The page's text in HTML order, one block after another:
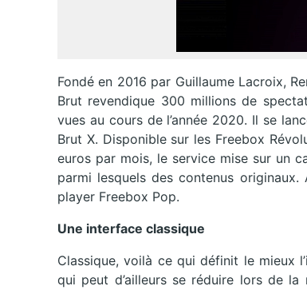
Fondé en 2016 par Guillaume Lacroix,
Brut revendique 300 millions de
vues au cours de l’année 2020. Il se
Brut X. Disponible sur les Freebox
euros par mois, le service mise sur un
parmi lesquels des contenus
player Freebox Pop.
Une interface classique
Classique, voilà ce qui définit le mieux
qui peut d’ailleurs se réduire lors de